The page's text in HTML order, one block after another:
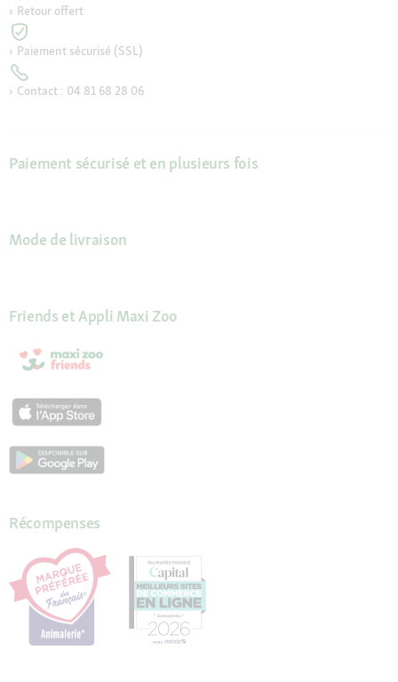
Retour offert
Paiement sécurisé (SSL)
Contact : 04 81 68 28 06
Paiement sécurisé et en plusieurs fois
Mode de livraison
Friends et Appli Maxi Zoo
Récompenses